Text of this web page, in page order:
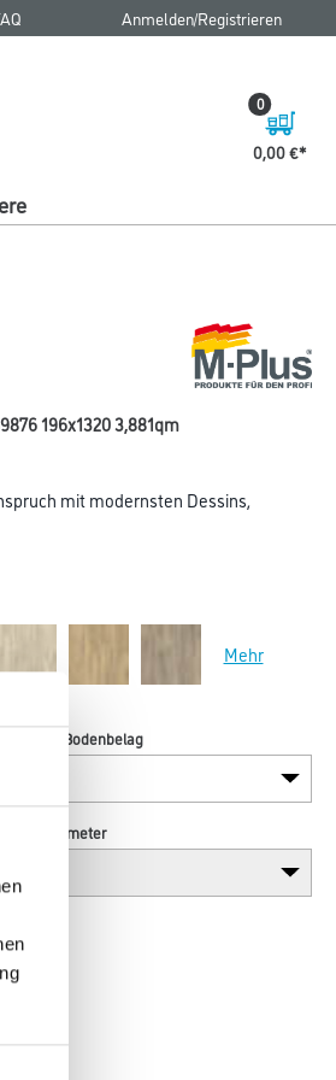
Anmelden/Registrieren
0,00 €
0
196x1320 3,881qm
mit modernsten Dessins,
Mehr
Bodenbelag
in centimeter